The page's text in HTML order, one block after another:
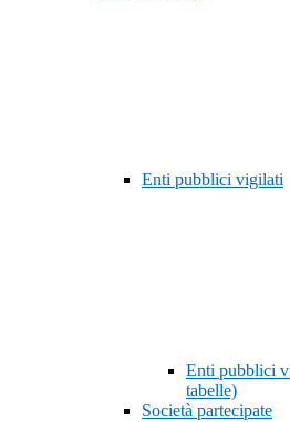
Enti pubblici vigilati
Enti pubblici
tabelle)
Società partecipate